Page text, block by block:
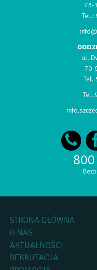
73-
Tel.:
ul.
70-
Tel.
Tel.
STRONA GŁÓWNA
O NAS
AKTUALNOŚCI
REKRUTACJA